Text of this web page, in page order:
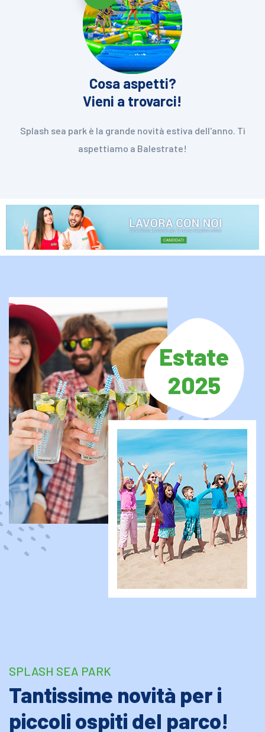
Cosa aspetti?
Vieni a trovarci!
Splash sea park è la grande novità estiva dell'anno. Ti
aspettiamo a Balestrate!
Estate
2025
SPLASH SEA PARK
Tantissime novità per i
piccoli ospiti del parco!